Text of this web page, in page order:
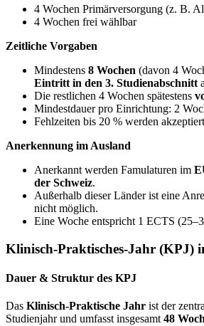
4 Wochen Primärversorgung (z. B.
4 Wochen frei wählbar
Zeitliche Vorgaben
Mindestens 8 Wochen (davon 4
Eintritt in den 3. Studienabschnitt
Die restlichen 4 Wochen spätestens
Mindestdauer pro Einrichtung: 2
Fehlzeiten bis 20 % werden
Anerkennung im Ausland
Anerkannt werden Famulaturen im
der Schweiz.
Außerhalb dieser Länder ist eine
nicht möglich.
Eine Woche entspricht 1 ECTS
Klinisch-Praktisches-Jahr (KPJ)
Dauer & Struktur des KPJ
Das Klinisch-Praktische Jahr ist der
Studienjahr und umfasst insgesamt 48